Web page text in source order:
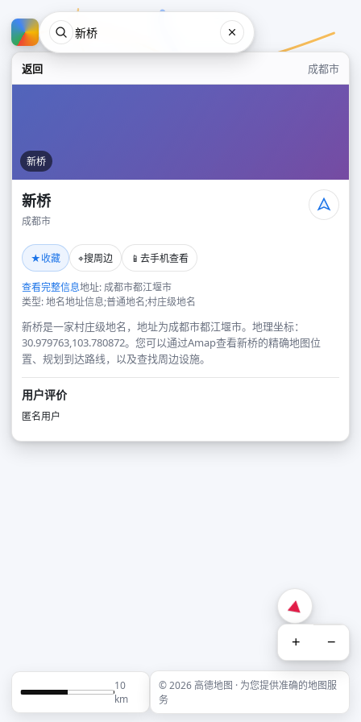
返回 成都市
新桥
新桥
成都市
★收藏 ⌖搜周边 📱 去手机查看
查看完整信息地址: 成都市都江堰市
类型: 地名地址信息;普通地名;村庄级地名
新桥是一家村庄级地名，地址为成都市都江堰市。地理坐标：
30.979763,103.780872。您可以通过Amap查看新桥的精确地图位
置、规划到达路线，以及查找周边设施。
用户评价
匿名用户
+ −
10
km
© 2026 高德地图 · 为您提供准确的地图服
务